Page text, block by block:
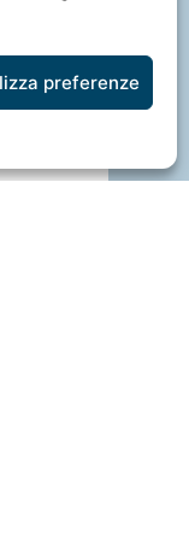
preferenze